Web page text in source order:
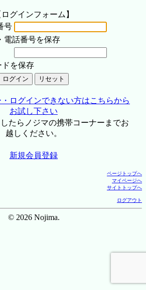
ログインフォーム】
号
電話番号を保存
ドを保存
ログインできない方はこちらから
お試し下さい
たらノジマの携帯コーナーまでお
越しください。
新規会員登録
ページトップへ
マイページへ
サイトトップへ
ログアウト
© 2026 Nojima.